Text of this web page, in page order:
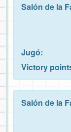
Salón de la
Jugó:
Victory
Salón de la